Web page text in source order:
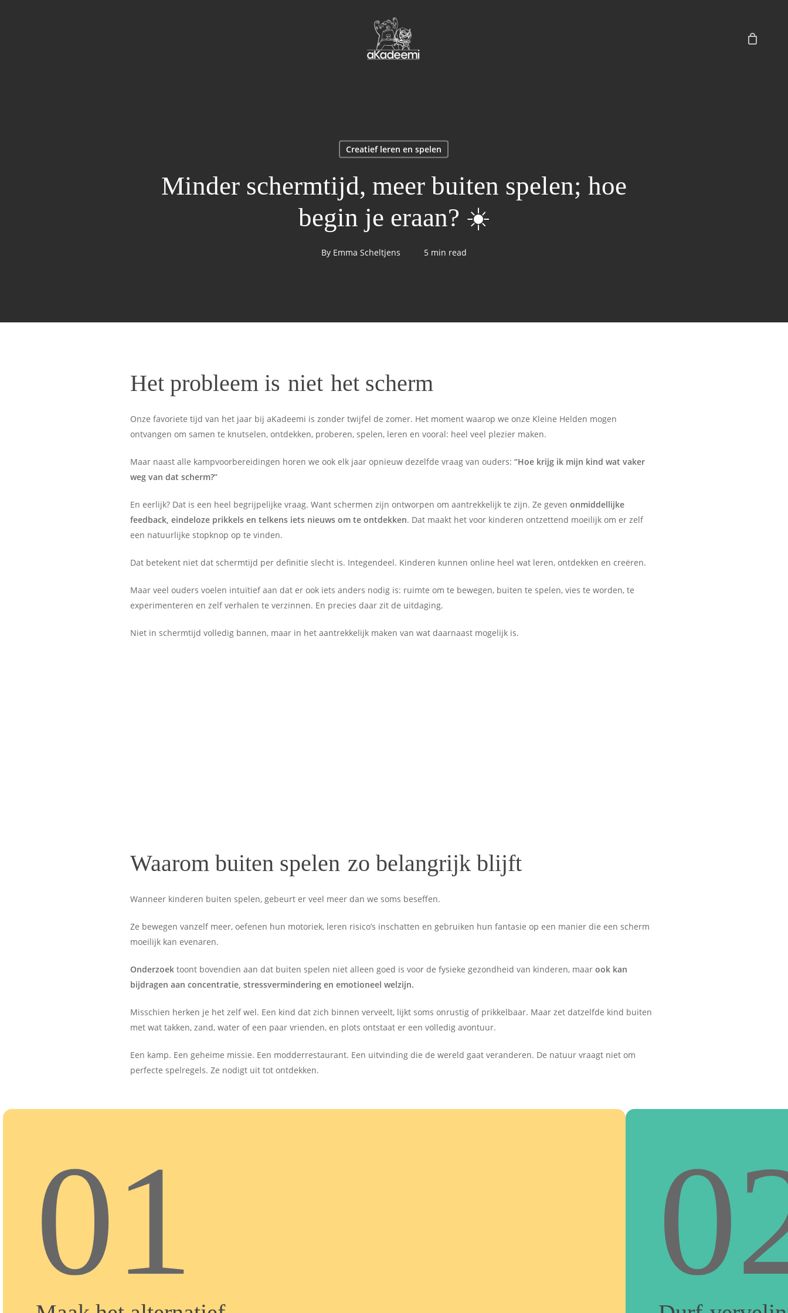
Cart
Creatief leren en spelen
Minder schermtijd, meer buiten spelen; hoe
begin je eraan? ☀️
By Emma Scheltjens 5 min read
Het probleem is niet het scherm
Onze favoriete tijd van het jaar bij aKadeemi is zonder twijfel de zomer. Het moment waarop we onze Kleine Helden mogen
ontvangen om samen te knutselen, ontdekken, proberen, spelen, leren en vooral: heel veel plezier maken.
Maar naast alle kampvoorbereidingen horen we ook elk jaar opnieuw dezelfde vraag van ouders:“Hoe krijg ik mijn kind wat vaker
weg van dat scherm?”
En eerlijk? Dat is een heel begrijpelijke vraag. Want schermen zijn ontworpen om aantrekkelijk te zijn. Ze gevenonmiddellijke
feedback, eindeloze prikkels en telkens iets nieuws om te ontdekken. Dat maakt het voor kinderen ontzettend moeilijk om er zelf
een natuurlijke stopknop op te vinden.
Dat betekent niet dat schermtijd per definitie slecht is. Integendeel. Kinderen kunnen online heel wat leren, ontdekken en creëren.
Maar veel ouders voelen intuïtief aan dat er ook iets anders nodig is: ruimte om te bewegen, buiten te spelen, vies te worden, te
experimenteren en zelf verhalen te verzinnen. En precies daar zit de uitdaging.
Niet in schermtijd volledig bannen, maar in het aantrekkelijk maken van wat daarnaast mogelijk is.
Waarom buiten spelen zo belangrijk blijft
Wanneer kinderen buiten spelen, gebeurt er veel meer dan we soms beseffen.
Ze bewegen vanzelf meer, oefenen hun motoriek, leren risico’s inschatten en gebruiken hun fantasie op een manier die een scherm
moeilijk kan evenaren.
Onderzoek toont bovendien aan dat buiten spelen niet alleen goed is voor de fysieke gezondheid van kinderen, maarook kan
bijdragen aan concentratie, stressvermindering en emotioneel welzijn.
Misschien herken je het zelf wel. Een kind dat zich binnen verveelt, lijkt soms onrustig of prikkelbaar. Maar zet datzelfde kind buiten
met wat takken, zand, water of een paar vrienden, en plots ontstaat er een volledig avontuur.
Een kamp. Een geheime missie. Een modderrestaurant. Een uitvinding die de wereld gaat veranderen. De natuur vraagt niet om
perfecte spelregels. Ze nodigt uit tot ontdekken.
01